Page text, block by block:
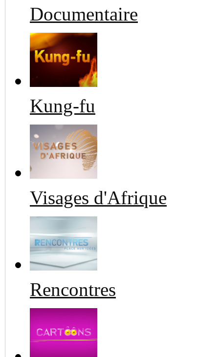
Documentaire
Kung-fu
Visages d'Afrique
Rencontres